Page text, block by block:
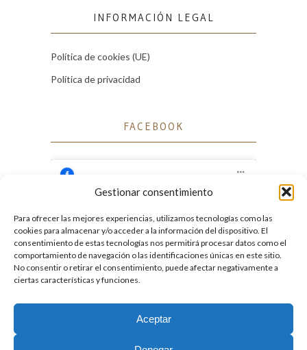
Gestionar consentimiento
Para ofrecer las mejores experiencias, utilizamos tecnologías como las
cookies para almacenar y/o acceder a la información del dispositivo. El
consentimiento de estas tecnologías nos permitirá procesar datos como el
comportamiento de navegación o las identificaciones únicas en este sitio.
No consentir o retirar el consentimiento, puede afectar negativamente a
ciertas características y funciones.
Aceptar
INFORMACIÓN LEGAL
Política de cookies (UE)
Política de privacidad
FACEBOOK
Facebook
Haz clic para aceptar cookies de marketing
y permitir este contenido